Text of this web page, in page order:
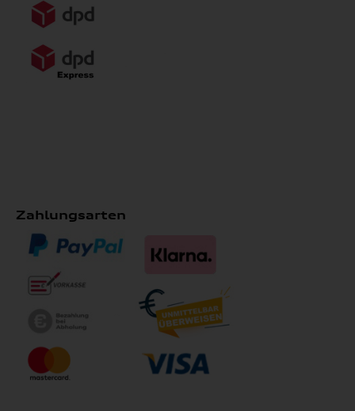
Zahlungsarten